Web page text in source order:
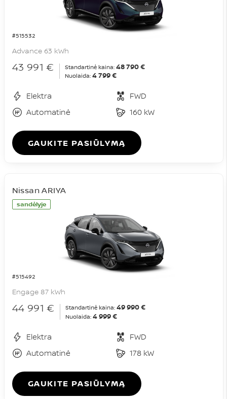
#515532
Advance 63 kWh
43 991 € Standartinė kaina: 48 790 €
Nuolaida: 4 799 €
Elektra
FWD
Automatinė
160 kW
GAUKITE PASIŪLYMĄ
sandėlyje
#515492
Nissan ARIYA
Engage 87 kWh
44 991 € Standartinė kaina: 49 990 €
Nuolaida: 4 999 €
Elektra
FWD
Automatinė
178 kW
GAUKITE PASIŪLYMĄ